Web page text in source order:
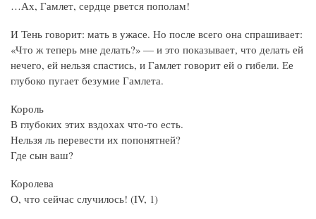
…Ах, Гамлет, сердце рвется пополам!
И Тень говорит: мать в ужасе. Но после всего она спрашивает:
«Что ж теперь мне делать?» — и это показывает, что делать ей
нечего, ей нельзя спастись, и Гамлет говорит ей о гибели. Ее
глубоко пугает безумие Гамлета.
Король
В глубоких этих вздохах что‑то есть.
Нельзя ль перевести их попонятней?
Где сын ваш?
Королева
О, что сейчас случилось! (IV, 1)